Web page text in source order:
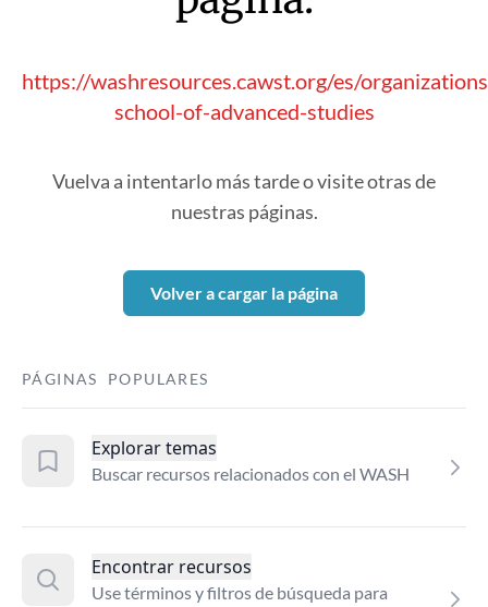
https://washresources.cawst.org/es/
school-of-advanced-studies
Vuelva a intentarlo más tarde o visite otras de
nuestras páginas.
Volver a cargar la página
PÁGINAS POPULARES
Explorar temas
Buscar recursos relacionados con el WASH
Encontrar recursos
Use términos y filtros de búsqueda para